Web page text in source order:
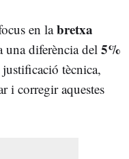
en labretxa
una diferència del 5%
justificació tècnica,
i corregir aquestes